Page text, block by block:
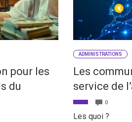
pour les
du
ADMINISTRATIONS
Les
service de
0
Les quoi ?